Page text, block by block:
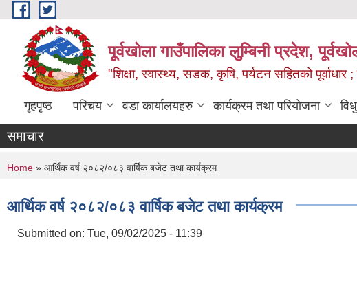
Skip to main content
पूर्वखोला गाउँपालिका लुम्बिनी प्रदेश,
"शिक्षा, स्वास्थ्य, सडक, कृषि, पर्यटन सहितको पूर्वाधार
गृहपृष्ठ परिचय वडा कार्यालयहरु कार्यक्रम तथा परियोजना
समाचार
You are here
Home » आर्थिक वर्ष २०८२/०८३ वार्षिक बजेट तथा कार्यक्रम
आर्थिक वर्ष २०८२/०८३ वार्षिक बजेट तथा कार्यक्रम
Submitted on: Tue, 09/02/2025 - 11:39